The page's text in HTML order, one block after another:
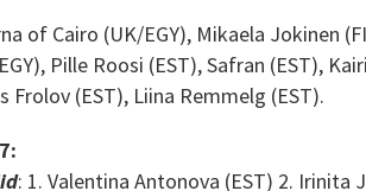
of Cairo (UK/EGY), Mikaela Jokinen
Pille Roosi (EST), Safran (EST),
Frolov (EST), Liina Remmelg (EST).
: 1. Valentina Antonova (EST) 2. Irinita